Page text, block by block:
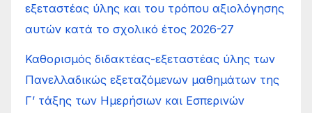
εξεταστέας ύλης και του τρόπου αξιολόγησης
αυτών κατά το σχολικό έτος 2026-27
Καθορισμός διδακτέας-εξεταστέας ύλης των
Πανελλαδικώς εξεταζόμενων μαθημάτων της
Γ’ τάξης των Ημερήσιων και Εσπερινών